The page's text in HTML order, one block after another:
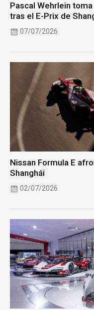
Pascal Wehrlein
tras el E-Prix de
07/07/2026
Nissan Formula E
Shanghái
02/07/2026